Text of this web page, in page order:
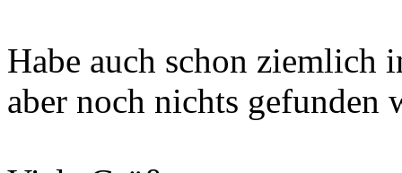
Habe auch schon ziemlich
aber noch nichts gefunden